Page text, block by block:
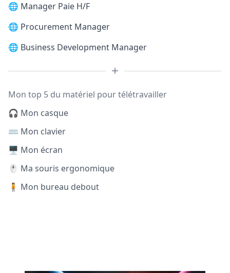
🌐 Manager Paie H/F
🌐 Procurement Manager
🌐 Business Development Manager
Mon top 5 du matériel pour télétravailler
🎧 Mon casque
⌨️ Mon clavier
🖥️ Mon écran
🖱️ Ma souris ergonomique
🧍 Mon bureau debout